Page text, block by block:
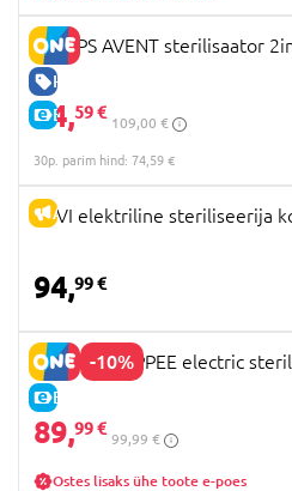
HEA HIND
E-HIND
PHILIPS AVENT sterilisaator
74,59 €
109,00 €
30p. parim hind: 74,59 €
ALLAHINDLUS
LOVI elektriline steriliseerija
94,99 €
-10%
E-HIND
TOMMEE TIPPEE electric
89,99 €
99,99 €
Ostes lisaks ühe toote e-poes